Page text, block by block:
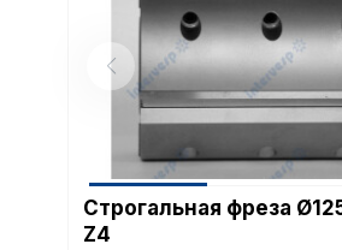
Строгальная фреза
Z4